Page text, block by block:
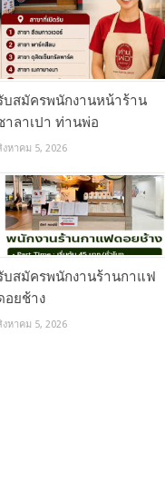
บสมัครพนักงานหน้าร้าน
าลาเปา ท่านพ่อ
งหาคม 5, 2026
บสมัครพนักงานร้านกาแฟ
อยช้าง
งหาคม 5, 2026